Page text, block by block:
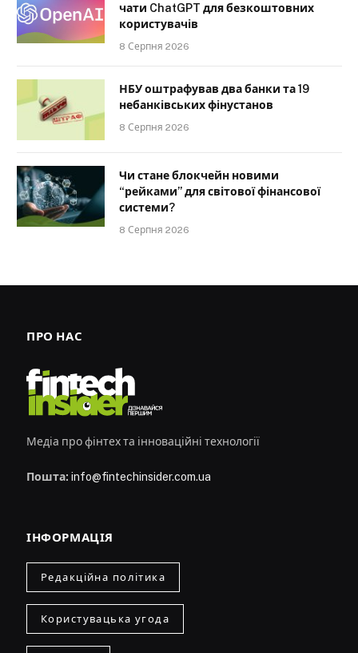
чати ChatGPT для безкоштовних
користувачів
8 Серпня 2026
НБУ оштрафував два банки та 19
небанківських фінустанов
8 Серпня 2026
Чи стане блокчейн новими
“рейками” для світової фінансової
системи?
8 Серпня 2026
ПРО НАС
Медіа про фінтех та інноваційні технології
Пошта: info@fintechinsider.com.ua
ІНФОРМАЦІЯ
Редакційна політика
Користувацька угода